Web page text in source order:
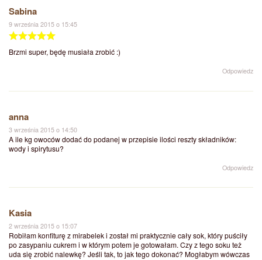
Sabina
9 września 2015 o 15:45
Brzmi super, będę musiała zrobić :)
Odpowiedz
anna
3 września 2015 o 14:50
A ile kg owoców dodać do podanej w przepisie ilości reszty składników:
wody i spirytusu?
Odpowiedz
Kasia
2 września 2015 o 15:07
Robiłam konfiturę z mirabelek i został mi praktycznie cały sok, który puściły
po zasypaniu cukrem i w którym potem je gotowałam. Czy z tego soku też
uda się zrobić nalewkę? Jeśli tak, to jak tego dokonać? Mogłabym wówczas